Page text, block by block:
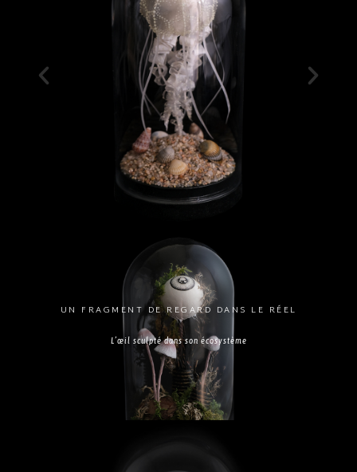
UN FRAGMENT DE REGARD DANS LE RÉEL
L’œil sculpté dans son écosystème